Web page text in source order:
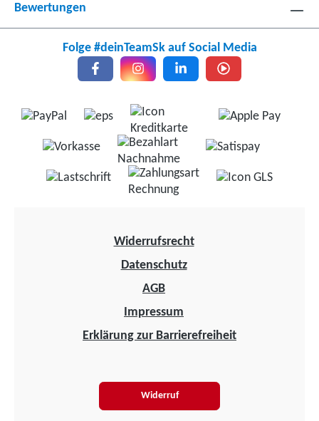
Bewertungen
Folge #deinTeamSk auf Social Media
Widerrufsrecht
Datenschutz
AGB
Impressum
Erklärung zur Barrierefreiheit
Widerruf